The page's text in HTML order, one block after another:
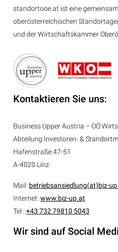
standortooe.at ist eine
oberösterreichischen
und der Wirtschaftskammer
Kontaktieren Sie uns:
Business Upper Austria – OÖ
Abteilung Investoren- &
Hafenstraße 47-51
A-4020 Linz
Mail: betriebsansiedlung(at)biz-
Internet: www.biz-up.at
Tel.: +43 732 79810 5043
Wir sind auf Social